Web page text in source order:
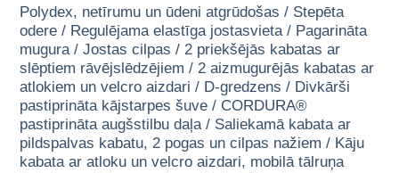
Polydex, netīrumu un ūdeni atgrūdošas / Stepēta
odere / Regulējama elastīga jostasvieta / Pagarināta
mugura / Jostas cilpas / 2 priekšējās kabatas ar
slēptiem rāvējslēdzējiem / 2 aizmugurējās kabatas ar
atlokiem un velcro aizdari / D-gredzens / Divkārši
pastiprināta kājstarpes šuve / CORDURA®
pastiprināta augšstilbu daļa / Saliekamā kabata ar
pildspalvas kabatu, 2 pogas un cilpas nažiem / Kāju
kabata ar atloku un velcro aizdari, mobilā tālruņa